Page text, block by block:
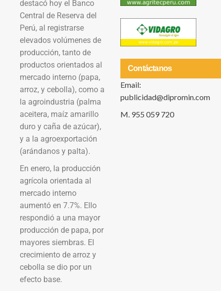
destacó hoy el Banco
Central de Reserva del
Perú, al registrarse
elevados volúmenes de
producción, tanto de
productos orientados al
mercado interno (papa,
arroz, y cebolla), como a
la agroindustria (palma
aceitera, maíz amarillo
duro y caña de azúcar),
y a la agroexportación
(arándanos y palta).
En enero, la producción
agrícola orientada al
mercado interno
aumentó en 7.7%. Ello
respondió a una mayor
producción de papa, por
mayores siembras. El
crecimiento de arroz y
cebolla se dio por un
efecto base.
Contáctanos
Email:
publicidad@dipromin.com
M. 955 059 720